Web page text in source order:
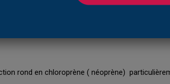
rond en chloroprène ( néoprène)